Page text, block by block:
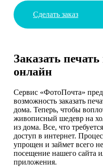
Сделать заказ
Заказать
онлайн
Сервис «ФотоПочта»
возможность заказать
дома. Теперь, чтобы
живописный шедевр на
из дома. Все, что
доступ в интернет.
упрощен и займет всего
посещение нашего сайта
приложения.